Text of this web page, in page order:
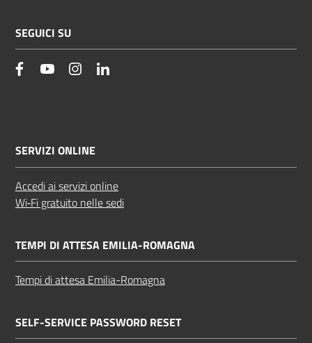
SEGUICI SU
facebookYouTube Instagram
SERVIZI ONLINE
Accedi ai servizi online
Wi‑Fi gratuito nelle sedi
TEMPI DI ATTESA EMILIA-ROMAGNA
Tempi di attesa Emilia-Romagna
SELF-SERVICE PASSWORD RESET